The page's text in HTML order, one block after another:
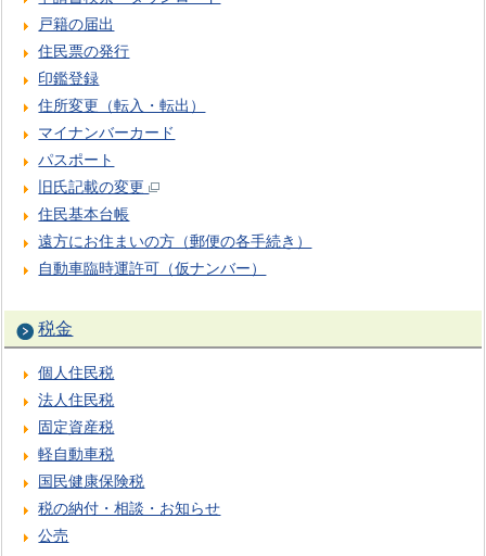
戸籍の届出
住民票の発行
印鑑登録
住所変更（転入・転出）
マイナンバーカード
パスポート
旧氏記載の変更
住民基本台帳
遠方にお住まいの方（郵便の各手続き）
自動車臨時運許可（仮ナンバー）
税金
個人住民税
法人住民税
固定資産税
軽自動車税
国民健康保険税
税の納付・相談・お知らせ
公売